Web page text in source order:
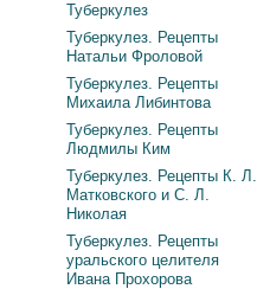
Туберкулез
Туберкулез. Рецепты
Натальи Фроловой
Туберкулез. Рецепты
Михаила Либинтова
Туберкулез. Рецепты
Людмилы Ким
Туберкулез. Рецепты К. Л.
Матковского и С. Л.
Николая
Туберкулез. Рецепты
уральского целителя
Ивана Прохорова